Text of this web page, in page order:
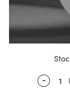
| 光纖
| 雷射光學
Sputtering)
濺鍍）鍍膜光學元件
體視顯微
Filters | 顯微鏡濾
Lenses | 變焦鏡
| 顯微鏡標
and Detection
Development
Optical -